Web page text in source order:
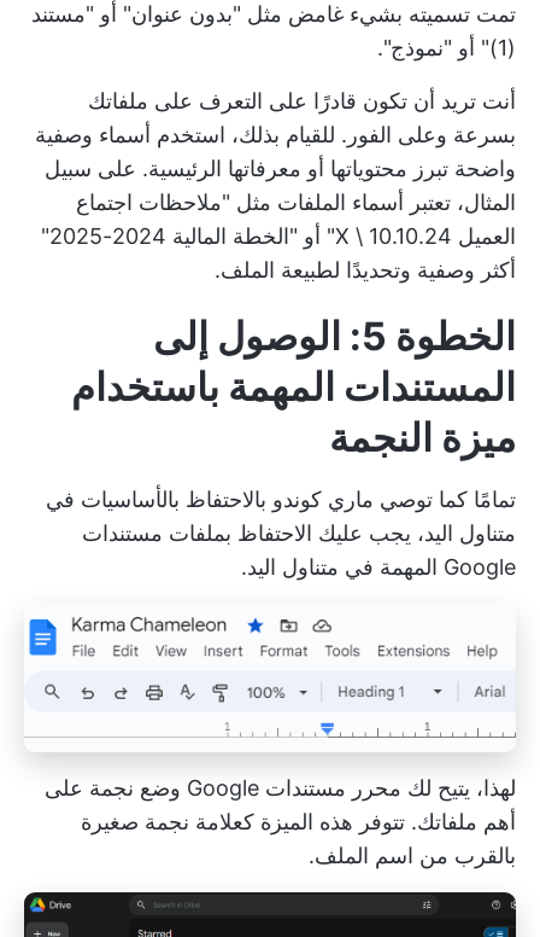
تمت تسميته بشيء غامض مثل "بدون عنوان" أو "مستند
(1)" أو "نموذج".
أنت تريد أن تكون قادرًا على التعرف على ملفاتك
بسرعة وعلى الفور. للقيام بذلك، استخدم أسماء وصفية
واضحة تبرز محتوياتها أو معرفاتها الرئيسية. على سبيل
المثال، تعتبر أسماء الملفات مثل "ملاحظات اجتماع
العميل X \ 10.10.24" أو "الخطة المالية 2024-2025"
أكثر وصفية وتحديدًا لطبيعة الملف.
الخطوة 5: الوصول إلى
المستندات المهمة باستخدام
ميزة النجمة
تمامًا كما توصي ماري كوندو بالاحتفاظ بالأساسيات في
متناول اليد، يجب عليك الاحتفاظ بملفات مستندات
Google المهمة في متناول اليد.
لهذا، يتيح لك محرر مستندات Google وضع نجمة على
أهم ملفاتك. تتوفر هذه الميزة كعلامة نجمة صغيرة
بالقرب من اسم الملف.